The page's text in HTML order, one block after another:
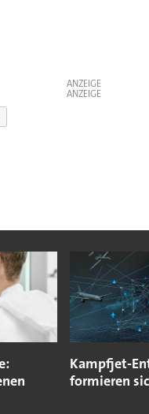
ANZEIGE
ANZEIGE
Kampfjet-
formieren